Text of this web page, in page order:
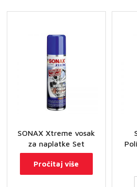
SONAX Xtreme vosak
za naplatke Set
Pročitaj više